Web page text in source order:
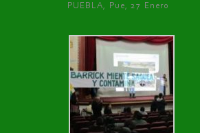
PUEBLA, Pue, 27 Enero